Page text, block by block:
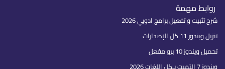
روابط مهمة
شرح تثبيت و تفعيل برامج ادوبي 2026
تنزيل ويندوز 11 كل الإصدارات
تحميل ويندوز 10 برو مفعل
ويندوز 7 التميت بـكل اللغات 2026